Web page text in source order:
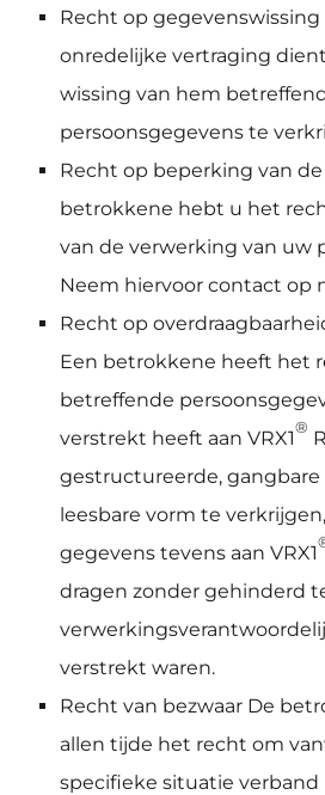
Recht op gegevenswissing
onredelijke vertraging
wissing van hem
persoonsgegevens te
Recht op beperking van
betrokkene hebt u het
van de verwerking van uw
Neem hiervoor contact op
Recht op
Een betrokkene heeft het
betreffende
verstrekt heeft aan VRX1®
gestructureerde,
leesbare vorm te
gegevens tevens aan VRX1
dragen zonder gehinderd
verstrekt waren.
Recht van bezwaar De
allen tijde het recht om
specifieke situatie